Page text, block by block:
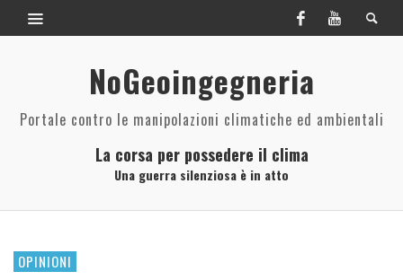
NoGeoingegneria
Portale contro le manipolazioni climatiche ed ambientali
La corsa per possedere il clima
Una guerra silenziosa è in atto
OPINIONI